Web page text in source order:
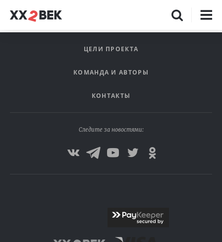
ЦЕЛИ ПРОЕКТА
КОМАНДА И АВТОРЫ
КОНТАКТЫ
Следите за новостями: